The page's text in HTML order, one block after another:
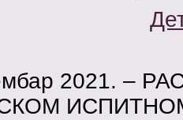
2021. –